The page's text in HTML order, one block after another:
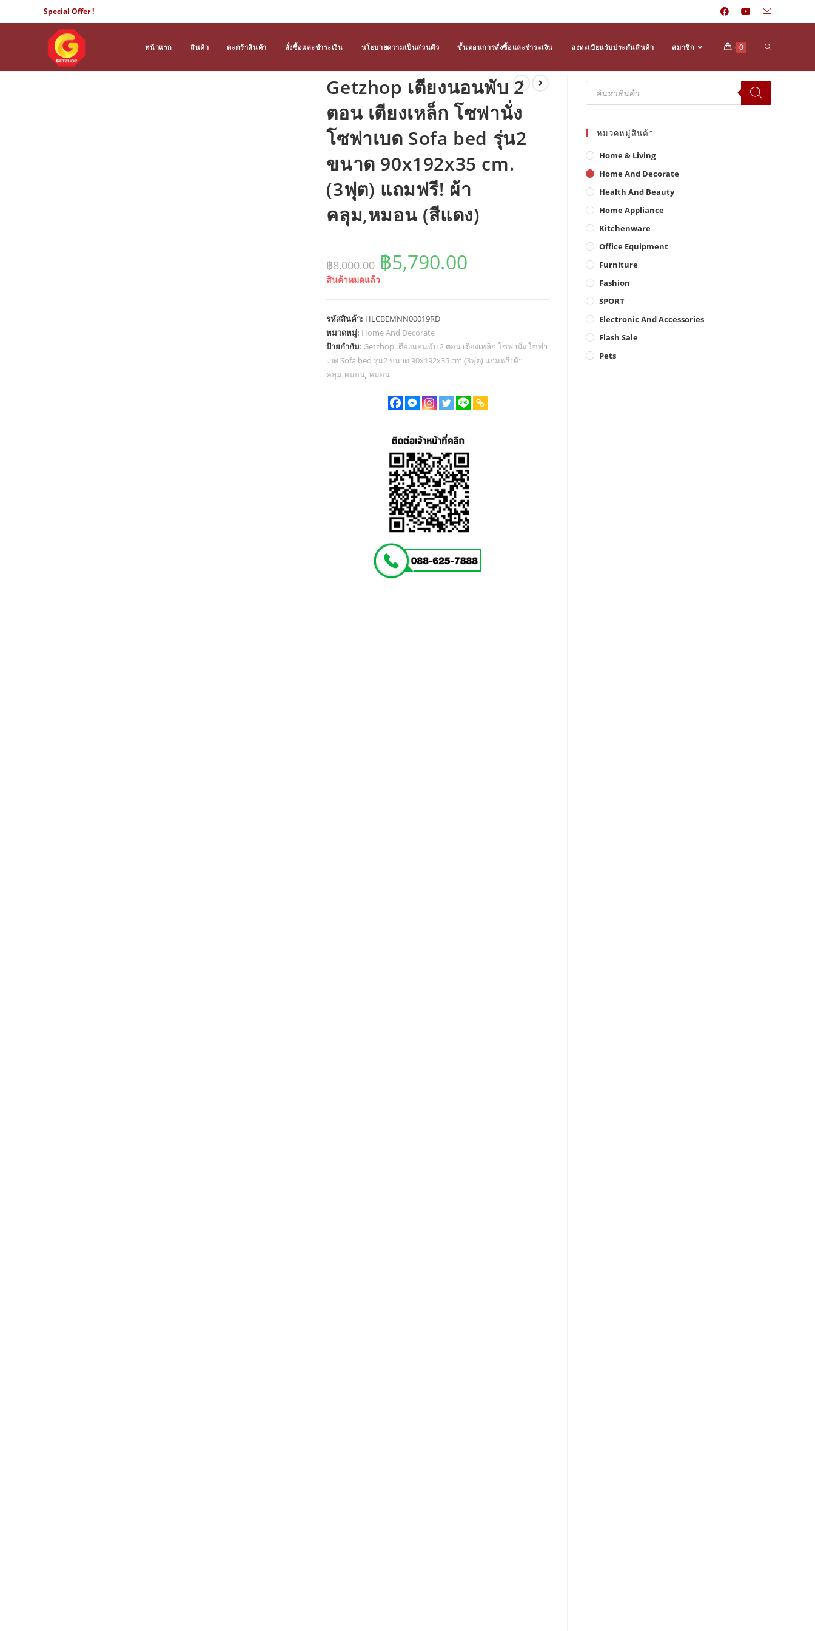
to
Special Offer !
หน้าแรก สินค้า ตะกร้าสินค้า สั่งซื้อและชำระเงิน นโยบายความเป็นส่วนตัว ขั้นตอนการสั่งซื้อและชำระเงิน ลงทะเบียนรับประกันสินค้า สมาชิก 0 Toggle
Getzhop เตียงนอนพับ 2
ตอน เตียงเหล็ก โซฟานั่ง
โซฟาเบด Sofa bed รุ่น2
ขนาด 90x192x35 cm.
(3ฟุต) แถมฟรี! ผ้า
คลุม,หมอน (สีแดง)
฿8,000.00
Original
price
was:
฿8,000.00.
฿5,790.00
สินค้าหมดแล้ว
รหัสสินค้า: HLCBEMNN00019RD
หมวดหมู่: Home And Decorate
ป้ายกำกับ: Getzhop เตียงนอนพับ 2 ตอน เตียงเหล็ก โซฟานั่ง โซฟา
เบด Sofa bed รุ่น2 ขนาด 90x192x35 cm.(3ฟุต) แถมฟรี! ผ้า
คลุม,หมอน,หมอน
Products
search
หมวดหมู่สินค้า
Home & Living
Home And Decorate
Health And Beauty
Home Appliance
Kitchenware
Office Equipment
Furniture
Fashion
SPORT
Electronic And Accessories
Flash Sale
Pets